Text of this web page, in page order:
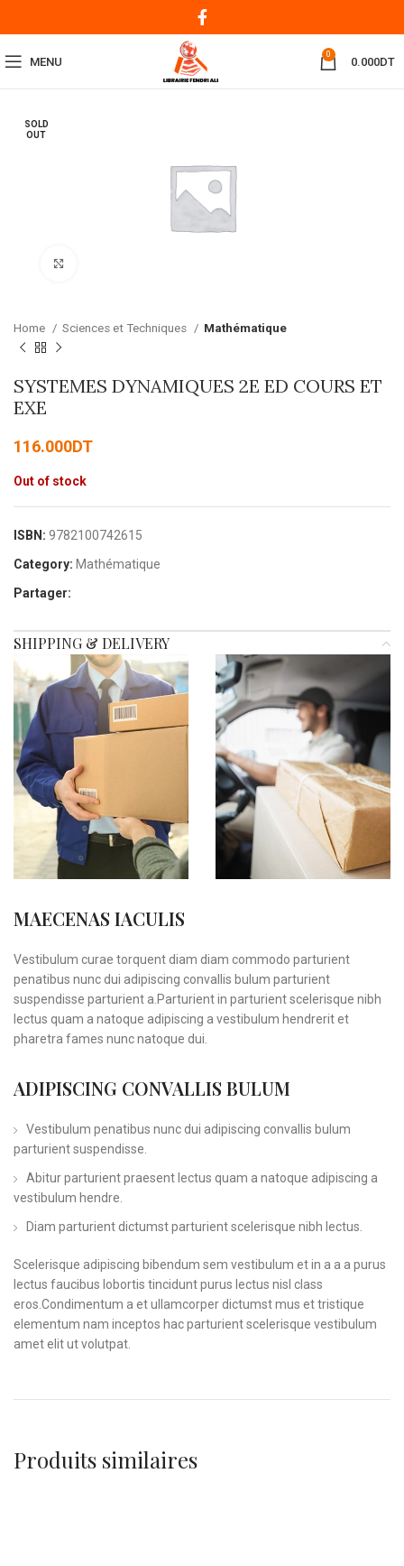
MENU
0
0.000DT
SOLD
OUT
Home Sciences et Techniques Mathématique
SYSTEMES DYNAMIQUES 2E ED COURS ET
EXE
116.000DT
Out of stock
ISBN: 9782100742615
Category: Mathématique
Partager:
SHIPPING & DELIVERY
MAECENAS IACULIS
Vestibulum curae torquent diam diam commodo parturient
penatibus nunc dui adipiscing convallis bulum parturient
suspendisse parturient a.Parturient in parturient scelerisque nibh
lectus quam a natoque adipiscing a vestibulum hendrerit et
pharetra fames nunc natoque dui.
ADIPISCING CONVALLIS BULUM
Vestibulum penatibus nunc dui adipiscing convallis bulum
parturient suspendisse.
Abitur parturient praesent lectus quam a natoque adipiscing a
vestibulum hendre.
Diam parturient dictumst parturient scelerisque nibh lectus.
Scelerisque adipiscing bibendum sem vestibulum et in a a a purus
lectus faucibus lobortis tincidunt purus lectus nisl class
eros.Condimentum a et ullamcorper dictumst mus et tristique
elementum nam inceptos hac parturient scelerisque vestibulum
amet elit ut volutpat.
Produits similaires